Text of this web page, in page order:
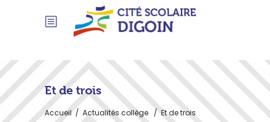
Et de trois
Accueil/ Actualités collège /Et de trois